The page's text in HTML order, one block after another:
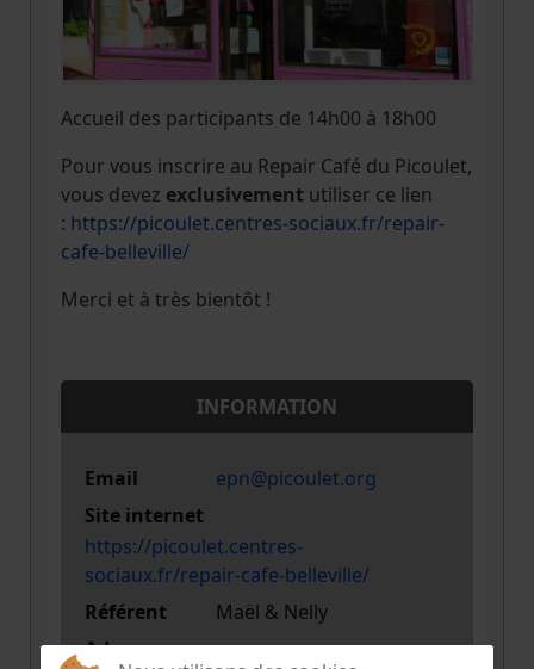
Accueil des participants de 14h00 à 18h00
Pour vous inscrire au Repair Café du Picoulet,
vous devez exclusivement utiliser ce lien
: https://picoulet.centres-sociaux.fr/repair-
cafe-belleville/
Merci et à très bientôt !
INFORMATION
Email
epn@picoulet.org
Site internet
https://picoulet.centres-
sociaux.fr/repair-cafe-belleville/
Référent
Maël & Nelly
Adresse